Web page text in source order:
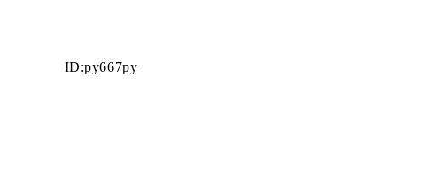
ID:py667py